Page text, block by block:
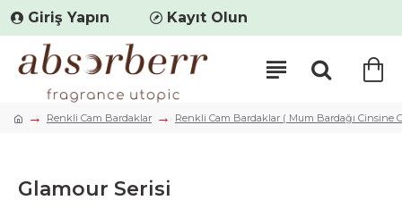
Giriş Yapın Kayıt Olun
Renkli Cam Bardaklar Renkli Cam Bardaklar ( Mum Bardağı Cinsine
Glamour Serisi